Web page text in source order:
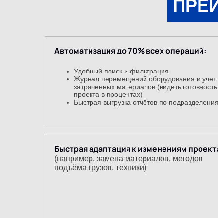
подчиненных с производственными планами
и бюджетами. Утверждают или отклоняют
в рамках своей зоны ответственности.
Контролируют: Своевременность внесения
данных своими сотрудниками, проводят
Удобный поиск и фильтрация
Журнал перемещений оборудования и учет
затраченных материалов (видеть готовность
проекта в процентах)
Быстрая выгрузка отчётов по
Автоматизация до 70% всех операций:
Быстрая адаптация к изменениям
(например, замена материалов, методов
подъёма грузов, техники)